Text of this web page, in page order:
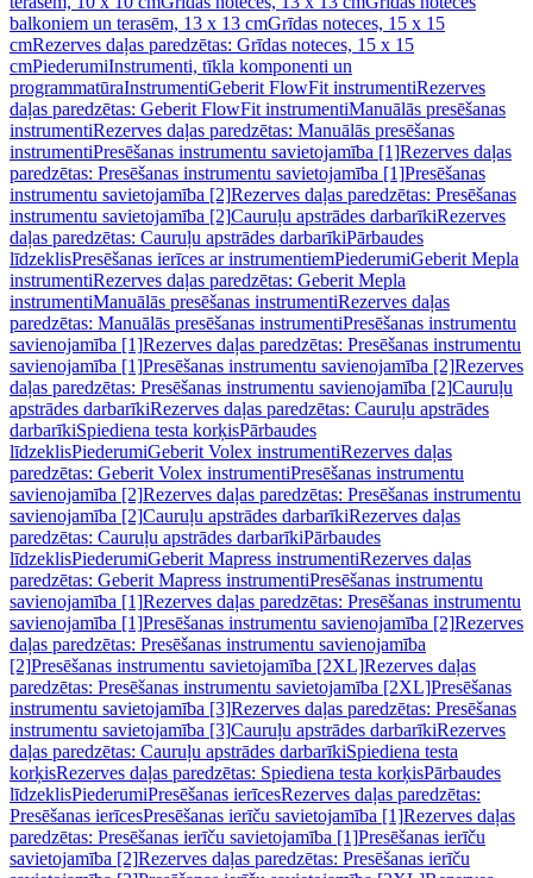
balkoniem un terasēm, 13 x 13 cmGrīdas noteces, 15 x 15
cmRezerves daļas paredzētas: Grīdas noteces, 15 x 15
cmPiederumiInstrumenti, tīkla komponenti un
programmatūraInstrumentiGeberit FlowFit instrumentiRezerves
daļas paredzētas: Geberit FlowFit instrumentiManuālās presēšanas
instrumentiRezerves daļas paredzētas: Manuālās presēšanas
instrumentiPresēšanas instrumentu savietojamība [1]Rezerves daļas
paredzētas: Presēšanas instrumentu savietojamība [1]Presēšanas
instrumentu savietojamība [2]Rezerves daļas paredzētas: Presēšanas
instrumentu savietojamība [2]Cauruļu apstrādes darbarīkiRezerves
daļas paredzētas: Cauruļu apstrādes darbarīkiPārbaudes
līdzeklisPresēšanas ierīces ar instrumentiemPiederumiGeberit Mepla
instrumentiRezerves daļas paredzētas: Geberit Mepla
instrumentiManuālās presēšanas instrumentiRezerves daļas
paredzētas: Manuālās presēšanas instrumentiPresēšanas instrumentu
savienojamība [1]Rezerves daļas paredzētas: Presēšanas instrumentu
savienojamība [1]Presēšanas instrumentu savienojamība [2]Rezerves
daļas paredzētas: Presēšanas instrumentu savienojamība [2]Cauruļu
apstrādes darbarīkiRezerves daļas paredzētas: Cauruļu apstrādes
darbarīkiSpiediena testa korķisPārbaudes
līdzeklisPiederumiGeberit Volex instrumentiRezerves daļas
paredzētas: Geberit Volex instrumentiPresēšanas instrumentu
savienojamība [2]Rezerves daļas paredzētas: Presēšanas instrumentu
savienojamība [2]Cauruļu apstrādes darbarīkiRezerves daļas
paredzētas: Cauruļu apstrādes darbarīkiPārbaudes
līdzeklisPiederumiGeberit Mapress instrumentiRezerves daļas
paredzētas: Geberit Mapress instrumentiPresēšanas instrumentu
savienojamība [1]Rezerves daļas paredzētas: Presēšanas instrumentu
savienojamība [1]Presēšanas instrumentu savienojamība [2]Rezerves
daļas paredzētas: Presēšanas instrumentu savienojamība
[2]Presēšanas instrumentu savietojamība [2XL]Rezerves daļas
paredzētas: Presēšanas instrumentu savietojamība [2XL]Presēšanas
instrumentu savietojamība [3]Rezerves daļas paredzētas: Presēšanas
instrumentu savietojamība [3]Cauruļu apstrādes darbarīkiRezerves
daļas paredzētas: Cauruļu apstrādes darbarīkiSpiediena testa
korķisRezerves daļas paredzētas: Spiediena testa korķisPārbaudes
līdzeklisPiederumiPresēšanas ierīcesRezerves daļas paredzētas:
Presēšanas ierīcesPresēšanas ierīču savietojamība [1]Rezerves daļas
paredzētas: Presēšanas ierīču savietojamība [1]Presēšanas ierīču
savietojamība [2]Rezerves daļas paredzētas: Presēšanas ierīču